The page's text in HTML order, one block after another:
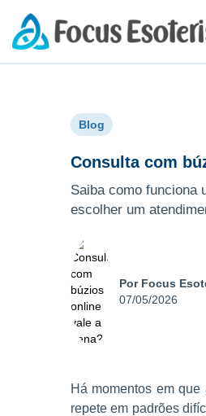
Blog
Consulta com
Saiba como funciona
escolher um
Por Focus
07/05/2026
Há momentos em
repete em padrões